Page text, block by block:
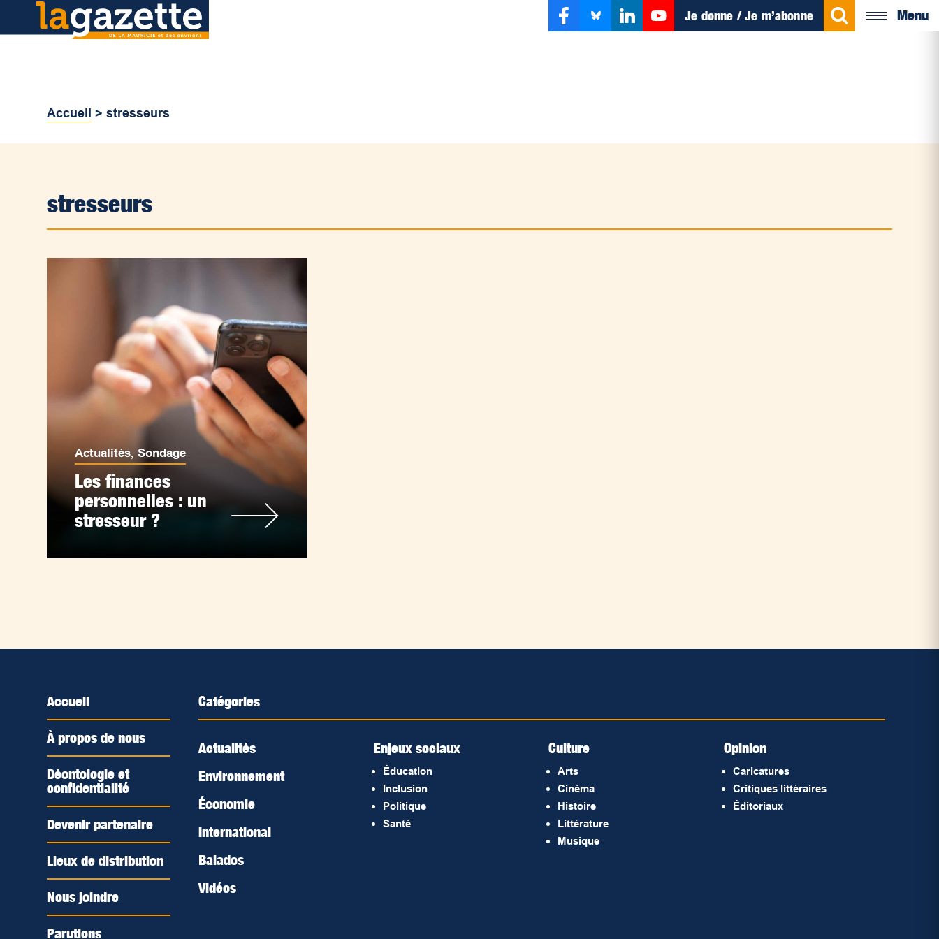
Je donne / Je m’abonne Menu
Accueil >stresseurs
stresseurs
Actualités,Sondage
Les finances
personnelles : un
stresseur ?
Accueil
À propos de nous
Déontologie et
confidentialité
Devenir partenaire
Lieux de distribution
Nous joindre
Parutions
Catégories
Actualités
Environnement
Économie
International
Balados
Vidéos
Enjeux sociaux
Éducation
Inclusion
Politique
Santé
Culture
Arts
Cinéma
Histoire
Littérature
Musique
Opinion
Caricatures
Critiques littéraires
Éditoriaux